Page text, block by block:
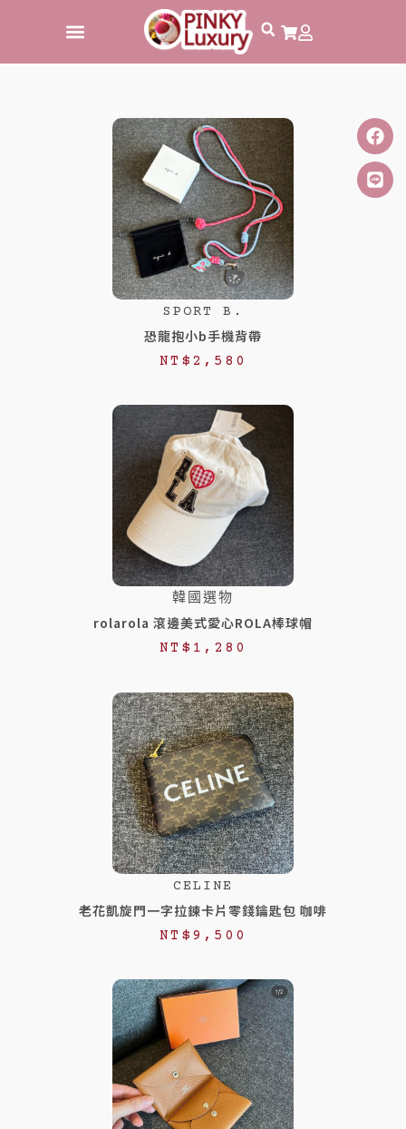
主
SPORT B.
恐龍抱小b手機背帶
NT$ 2,580
韓國選物
rolarola 滾邊美式愛心ROLA棒球帽
NT$ 1,280
CELINE
老花凱旋門一字拉鍊卡片零錢鑰匙包 咖啡
NT$ 9,500